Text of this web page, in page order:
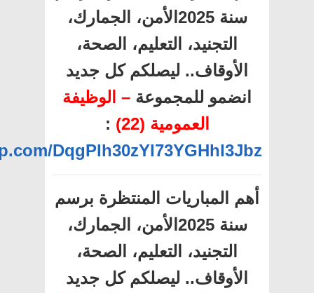
سنة 2025الأمن، الجمارك،
التجنيد، التعليم، الصحة،
الأوقاف.. ليصلكم كل جديد
انضمو للمجموعة – الوظيفة
العمومية (22)
:
DqgPlh30zYl73YGHhl3Jbz
أهم المباريات المنتظرة برسم
سنة 2025الأمن، الجمارك،
التجنيد، التعليم، الصحة،
الأوقاف.. ليصلكم كل جديد